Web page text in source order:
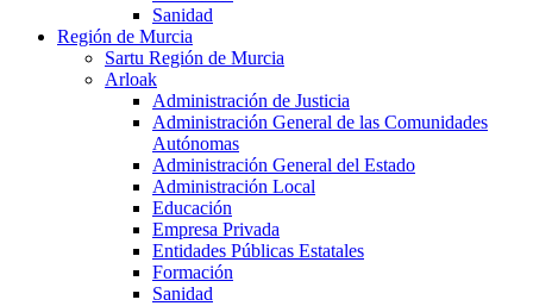
Sanidad
Región de Murcia
Sartu Región de Murcia
Arloak
Administración de Justicia
Administración General de las Comunidades
Autónomas
Administración General del Estado
Administración Local
Educación
Empresa Privada
Entidades Públicas Estatales
Formación
Sanidad